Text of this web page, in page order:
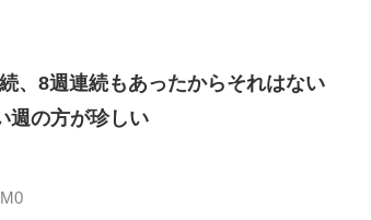
、8週連続もあったからそれはない
週の方が珍しい